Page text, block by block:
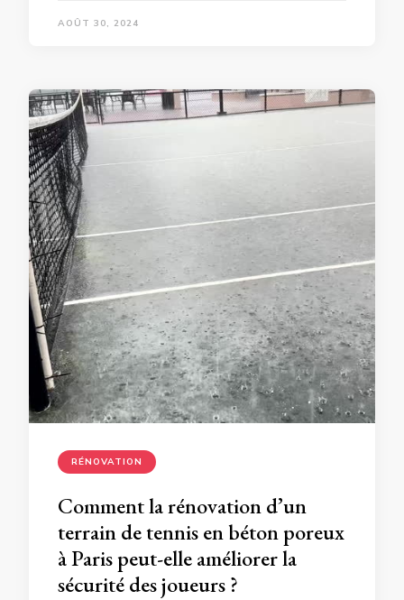
AOÛT 30, 2024
RÉNOVATION
Comment la rénovation d’un
terrain de tennis en béton poreux
à Paris peut-elle améliorer la
sécurité des joueurs ?